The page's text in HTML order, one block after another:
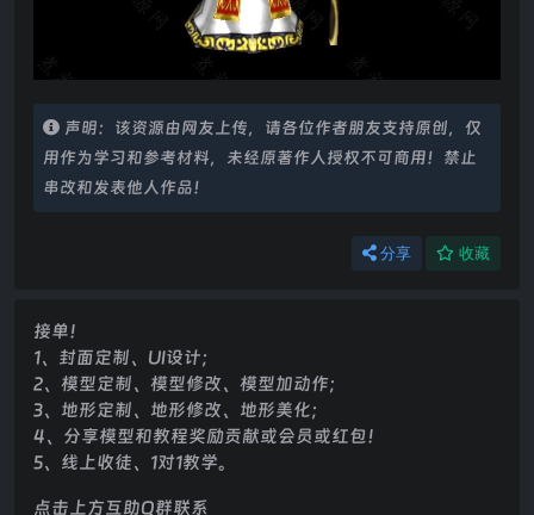
声明：该资源由网友上传，请各位作者朋友支持原创，仅
用作为学习和参考材料，未经原著作人授权不可商用！禁止
串改和发表他人作品！
分享 收藏
接单！
1、封面定制、UI设计；
2、模型定制、模型修改、模型加动作；
3、地形定制、地形修改、地形美化；
4、分享模型和教程奖励贡献或会员或红包！
5、线上收徒、1对1教学。
点击上方互助Q群联系